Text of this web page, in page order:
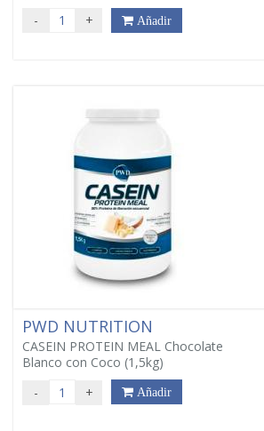
- + Añadir
PWD NUTRITION
CASEIN PROTEIN MEAL Chocolate
Blanco con Coco (1,5kg)
- + Añadir